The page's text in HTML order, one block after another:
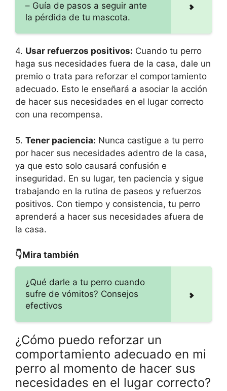
– Guía de pasos a seguir ante
la pérdida de tu mascota.
4. Usar refuerzos positivos: Cuando tu perro
haga sus necesidades fuera de la casa, dale un
premio o trata para reforzar el comportamiento
adecuado. Esto le enseñará a asociar la acción
de hacer sus necesidades en el lugar correcto
con una recompensa.
5. Tener paciencia: Nunca castigue a tu perro
por hacer sus necesidades adentro de la casa,
ya que esto solo causará confusión e
inseguridad. En su lugar, ten paciencia y sigue
trabajando en la rutina de paseos y refuerzos
positivos. Con tiempo y consistencia, tu perro
aprenderá a hacer sus necesidades afuera de
la casa.
👇Mira también
¿Qué darle a tu perro cuando
sufre de vómitos? Consejos
efectivos
¿Cómo puedo reforzar un
comportamiento adecuado en mi
perro al momento de hacer sus
necesidades en el lugar correcto?